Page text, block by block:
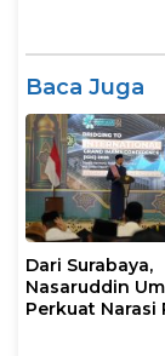
Baca Juga
Dari Surabaya,
Nasaruddin
Perkuat Narasi